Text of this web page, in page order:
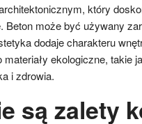
który
Beton może być używany
dodaje charakteru
materiały ekologiczne, takie
i zdrowia.
są zalety